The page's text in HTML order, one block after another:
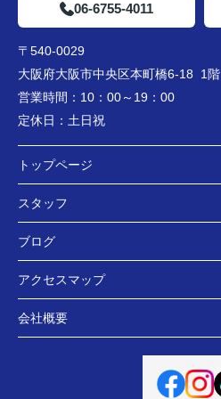
06-6755-4011
〒540-0029
大阪府大阪市中央区本町橋6-18 1階
営業時間： 10：00～19：00
定休日： 土日祝
トップページ
スタッフ
ブログ
アクセスマップ
会社概要